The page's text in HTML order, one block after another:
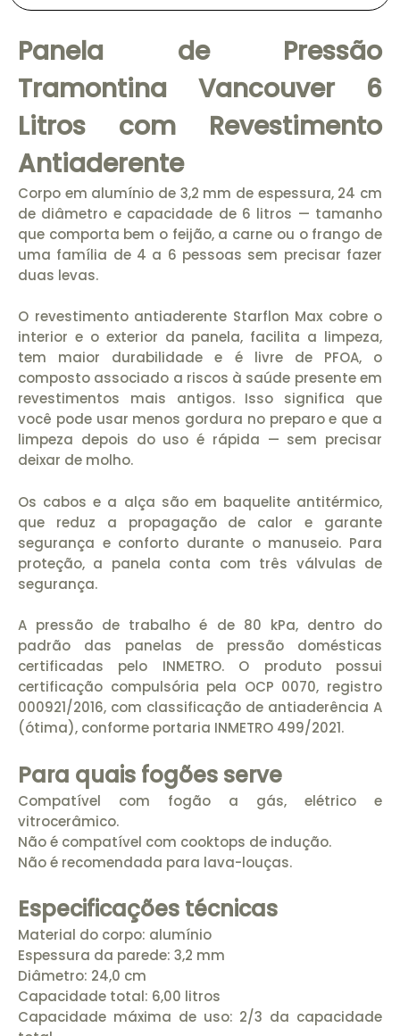
Panela de Pressão
Tramontina Vancouver 6
Litros com Revestimento
Antiaderente
Corpo em alumínio de 3,2 mm de espessura, 24 cm
de diâmetro e capacidade de 6 litros — tamanho
que comporta bem o feijão, a carne ou o frango de
uma família de 4 a 6 pessoas sem precisar fazer
duas levas.
O revestimento antiaderente Starflon Max cobre o
interior e o exterior da panela, facilita a limpeza,
tem maior durabilidade e é livre de PFOA, o
composto associado a riscos à saúde presente em
revestimentos mais antigos. Isso significa que
você pode usar menos gordura no preparo e que a
limpeza depois do uso é rápida — sem precisar
deixar de molho.
Os cabos e a alça são em baquelite antitérmico,
que reduz a propagação de calor e garante
segurança e conforto durante o manuseio. Para
proteção, a panela conta com três válvulas de
segurança.
A pressão de trabalho é de 80 kPa, dentro do
padrão das panelas de pressão domésticas
certificadas pelo INMETRO. O produto possui
certificação compulsória pela OCP 0070, registro
000921/2016, com classificação de antiaderência A
(ótima), conforme portaria INMETRO 499/2021.
Para quais fogões serve
Compatível com fogão a gás, elétrico e
vitrocerâmico.
Não é compatível com cooktops de indução.
Não é recomendada para lava-louças.
Especificações técnicas
Material do corpo: alumínio
Espessura da parede: 3,2 mm
Diâmetro: 24,0 cm
Capacidade total: 6,00 litros
Capacidade máxima de uso: 2/3 da capacidade